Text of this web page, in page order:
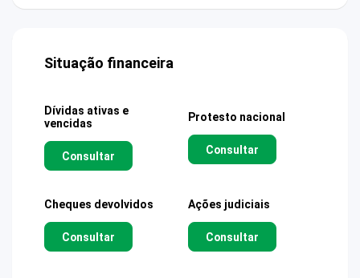
Situação financeira
Dívidas ativas e
vencidas
Consultar
Protesto nacional
Consultar
Cheques devolvidos
Consultar
Ações judiciais
Consultar